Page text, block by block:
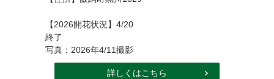
【2026開花状況】4/20
終了
写真：2026年4/11撮影
詳しくはこちら